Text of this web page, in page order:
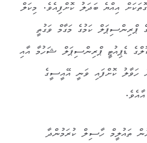
އިއްޔެ ބަދަލު ކޮށްފިއެވެ. މިކަލް
ޕްރިންސިޕަލް ކަމުގެ މަގާމް ވަގުތީ
ޑެޕިއުޓީ ޕްރިންސިޕަލް ޝަހުމާ އާއި
ކޮށްފައި ވަނީ އޭއީސީގެ
ތައުލީމް ހާސިލް ކުރަމުންދާ